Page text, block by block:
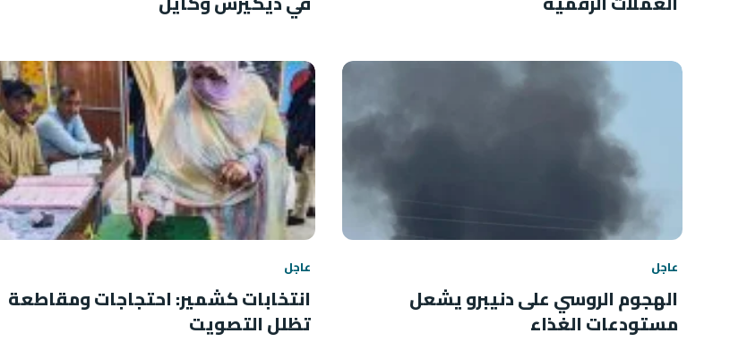
عاجل
الهجوم الروسي على دنيبرو يشعل
مستودعات الغذاء
عاجل
انتخابات كشمير: احتجاجات ومقاطعة
تظلل التصويت